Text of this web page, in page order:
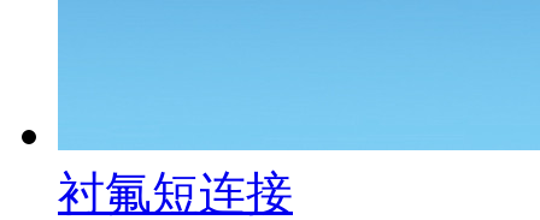
衬氟短连接